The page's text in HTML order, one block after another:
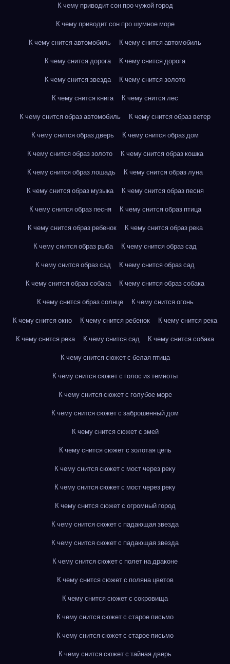
К чему приводит сон про чужой город
К чему приводит сон про шумное море
К чему снится автомобиль
К чему снится автомобиль
К чему снится дорога
К чему снится дорога
К чему снится звезда
К чему снится золото
К чему снится книга
К чему снится лес
К чему снится образ автомобиль
К чему снится образ ветер
К чему снится образ дверь
К чему снится образ дом
К чему снится образ золото
К чему снится образ кошка
К чему снится образ лошадь
К чему снится образ луна
К чему снится образ музыка
К чему снится образ песня
К чему снится образ песня
К чему снится образ птица
К чему снится образ ребенок
К чему снится образ река
К чему снится образ рыба
К чему снится образ сад
К чему снится образ сад
К чему снится образ сад
К чему снится образ собака
К чему снится образ собака
К чему снится образ солнце
К чему снится огонь
К чему снится окно
К чему снится ребенок
К чему снится река
К чему снится река
К чему снится сад
К чему снится собака
К чему снится сюжет с белая птица
К чему снится сюжет с голос из темноты
К чему снится сюжет с голубое море
К чему снится сюжет с заброшенный дом
К чему снится сюжет с змей
К чему снится сюжет с золотая цепь
К чему снится сюжет с мост через реку
К чему снится сюжет с мост через реку
К чему снится сюжет с огромный город
К чему снится сюжет с падающая звезда
К чему снится сюжет с падающая звезда
К чему снится сюжет с полет на драконе
К чему снится сюжет с поляна цветов
К чему снится сюжет с сокровища
К чему снится сюжет с старое письмо
К чему снится сюжет с старое письмо
К чему снится сюжет с тайная дверь